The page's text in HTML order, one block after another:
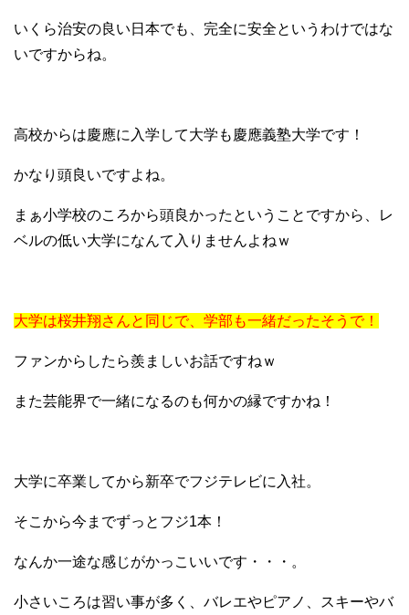
いくら治安の良い日本でも、完全に安全というわけではな
いですからね。
高校からは慶應に入学して大学も慶應義塾大学です！
かなり頭良いですよね。
まぁ小学校のころから頭良かったということですから、レ
ベルの低い大学になんて入りませんよねｗ
大学は桜井翔さんと同じで、学部も一緒だったそうで！
ファンからしたら羨ましいお話ですねｗ
また芸能界で一緒になるのも何かの縁ですかね！
大学に卒業してから新卒でフジテレビに入社。
そこから今までずっとフジ1本！
なんか一途な感じがかっこいいです・・・。
小さいころは習い事が多く、バレエやピアノ、スキーやバ